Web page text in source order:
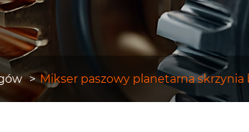
Mikser paszowy planetarna skrzynia